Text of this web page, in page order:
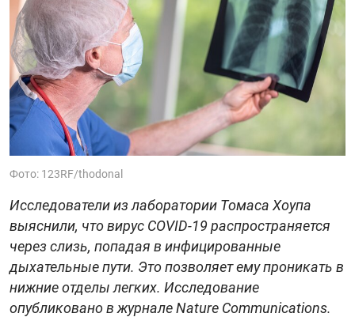
Фото: 123RF/thodonal
Исследователи из лаборатории Томаса Хоупа
выяснили, что вирус COVID-19 распространяется
через слизь, попадая в инфицированные
дыхательные пути. Это позволяет ему проникать в
нижние отделы легких. Исследование
опубликовано в журнале Nature Communications.